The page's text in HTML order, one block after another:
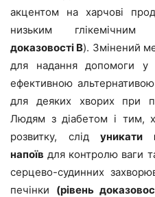
акцентом на харчові
низьким
доказовості В). Змінений
для надання допомоги у
ефективною альтернативою
для деяких хворих при
Людям з діабетом і тим,
розвитку, слід уникати
напоїв для контролю ваги
серцево-судинних
печінки (рівень